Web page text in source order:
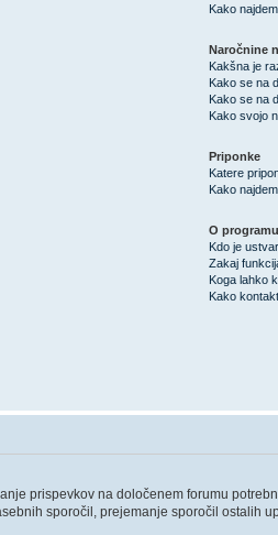
Kako
Naročnine
Kakšna je
Kako se na
Kako se na
Kako svojo
Priponke
Katere
Kako
O
Kdo je
Zakaj
Koga lahko
Kako
prispevkov na določenem forumu
sporočil, prejemanje sporočil ostalih